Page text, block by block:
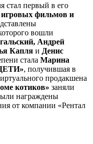
стал первый в его
фильмов и
вошли
Андрей
Капля и Денис
стала Марина
, получившая в
продакшена
котиков» заняли
награждены
от компании «Рентал